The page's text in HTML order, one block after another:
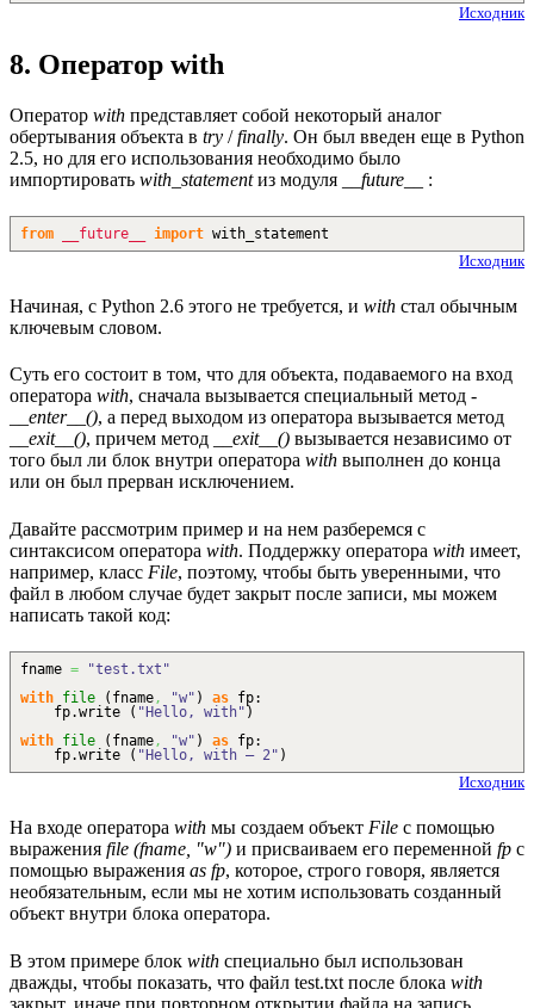
Исходник
8. Оператор with
Оператор with представляет собой некоторый аналог
обертывания объекта в try /finally. Он был введен еще в Python
2.5, но для его использования необходимо было
импортировать with_statementиз модуля __future__ :
from __future__ import with_statement
Исходник
Начиная, с Python 2.6 этого не требуется, и with стал обычным
ключевым словом.
Суть его состоит в том, что для объекта, подаваемого на вход
оператора with, сначала вызывается специальный метод -
__enter__(), а перед выходом из оператора вызывается метод
__exit__(), причем метод __exit__() вызывается независимо от
того был ли блок внутри оператора with выполнен до конца
или он был прерван исключением.
Давайте рассмотрим пример и на нем разберемся с
синтаксисом оператора with. Поддержку оператора with имеет,
например, класс File, поэтому, чтобы быть уверенными, что
файл в любом случае будет закрыт после записи, мы можем
написать такой код:
fname =
"test.txt"
with file ( fname, "w" ) as fp:
fp.write ( "Hello, with" )
with file ( fname, "w" ) as fp:
fp.write ( "Hello, with — 2" )
Исходник
На входе оператора with мы создаем объект File с помощью
выражения file (fname, "w") и присваиваем его переменной fp с
помощью выражения as fp, которое, строго говоря, является
необязательным, если мы не хотим использовать созданный
объект внутри блока оператора.
В этом примере блок with специально был использован
дважды, чтобы показать, что файл test.txt после блока with
закрыт, иначе при повторном открытии файла на запись